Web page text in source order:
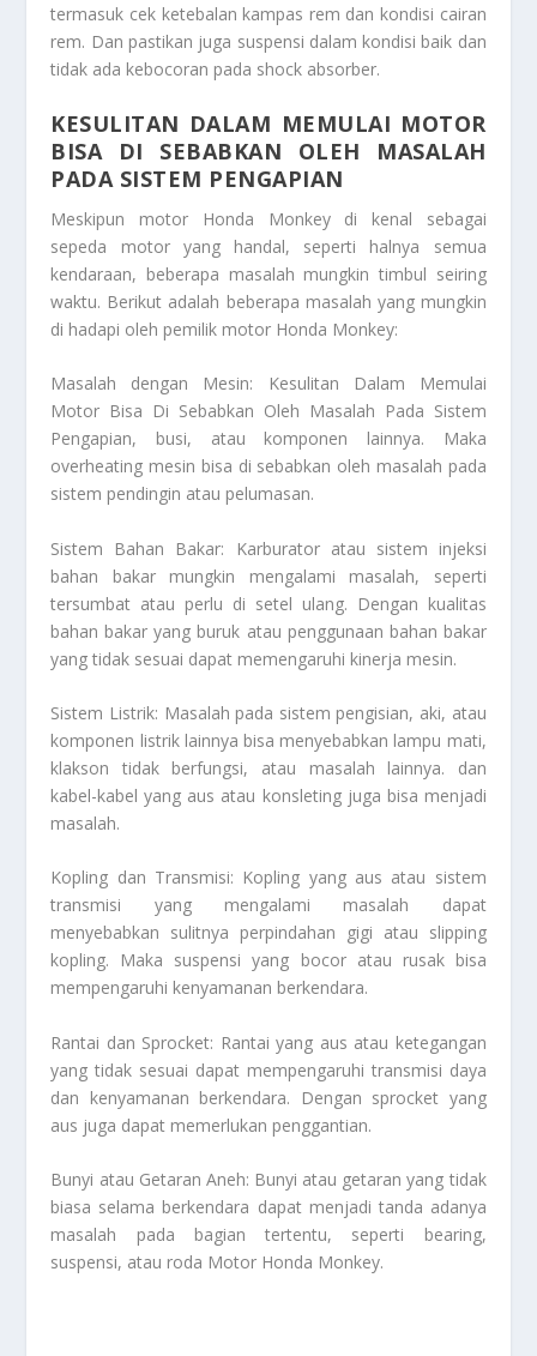
termasuk cek ketebalan kampas rem dan kondisi cairan
rem. Dan pastikan juga suspensi dalam kondisi baik dan
tidak ada kebocoran pada shock absorber.
KESULITAN DALAM MEMULAI MOTOR
BISA DI SEBABKAN OLEH MASALAH
PADA SISTEM PENGAPIAN
Meskipun motor Honda Monkey di kenal sebagai
sepeda motor yang handal, seperti halnya semua
kendaraan, beberapa masalah mungkin timbul seiring
waktu. Berikut adalah beberapa masalah yang mungkin
di hadapi oleh pemilik motor Honda Monkey:
Masalah dengan Mesin:
Kesulitan Dalam Memulai
Motor Bisa Di Sebabkan Oleh Masalah Pada Sistem
Pengapian, busi, atau komponen lainnya. Maka
overheating mesin bisa di sebabkan oleh masalah pada
sistem pendingin atau pelumasan.
Sistem Bahan Bakar: Karburator atau sistem injeksi
bahan bakar mungkin mengalami masalah, seperti
tersumbat atau perlu di setel ulang. Dengan kualitas
bahan bakar yang buruk atau penggunaan bahan bakar
yang tidak sesuai dapat memengaruhi kinerja mesin.
Sistem Listrik: Masalah pada sistem pengisian, aki, atau
komponen listrik lainnya bisa menyebabkan lampu mati,
klakson tidak berfungsi, atau masalah lainnya. dan
kabel-kabel yang aus atau konsleting juga bisa menjadi
masalah.
Kopling dan Transmisi: Kopling yang aus atau sistem
transmisi yang mengalami masalah dapat
menyebabkan sulitnya perpindahan gigi atau slipping
kopling. Maka suspensi yang bocor atau rusak bisa
mempengaruhi kenyamanan berkendara.
Rantai dan Sprocket: Rantai yang aus atau ketegangan
yang tidak sesuai dapat mempengaruhi transmisi daya
dan kenyamanan berkendara. Dengan sprocket yang
aus juga dapat memerlukan penggantian.
Bunyi atau Getaran Aneh: Bunyi atau getaran yang tidak
biasa selama berkendara dapat menjadi tanda adanya
masalah pada bagian tertentu, seperti bearing,
suspensi, atau roda Motor Honda Monkey.